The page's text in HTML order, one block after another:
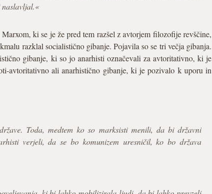
naslavljal.«
ki se je že pred tem razšel z avtorjem filozofije revščine,
razklal socialistično gibanje. Pojavila so se tri večja gibanja.
gibanje, ki so jo anarhisti označevali za avtoritativno, ki je
avtoritativno ali anarhistično gibanje, ki je pozivalo k uporu in
Toda, medtem ko so marksisti menili, da bi državni
verjeli, da se bo komunizem uresničil, ko bo država